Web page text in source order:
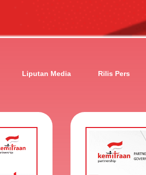
Liputan Media Rilis Pers